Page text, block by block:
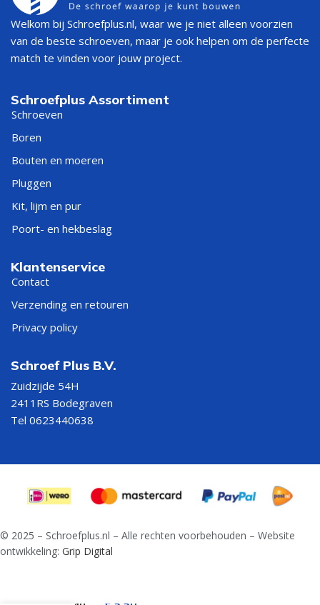
Welkom bij Schroefplus.nl, waar we je niet alleen voorzien
van de beste schroeven, maar je ook helpen om de perfecte
match te vinden voor jouw project.
Schroefplus Assortiment
Schroeven
Boren
Bouten en moeren
Pluggen
Kit, lijm en pur
Poort- en hekbeslag
Klantenservice
Contact
Verzending en retouren
Privacy policy
Schroef Plus B.V.
Zuidzijde 54H
2411RS Bodegraven
Tel 0623440638
© 2025 – Schroefplus.nl – Alle rechten voorbehouden – Website
ontwikkeling: Grip Digital